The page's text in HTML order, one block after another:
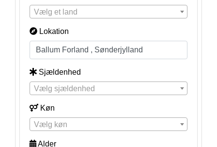
Vælg et land
Lokation
Sjældenhed
Vælg sjældenhed
Køn
Vælg køn
Alder